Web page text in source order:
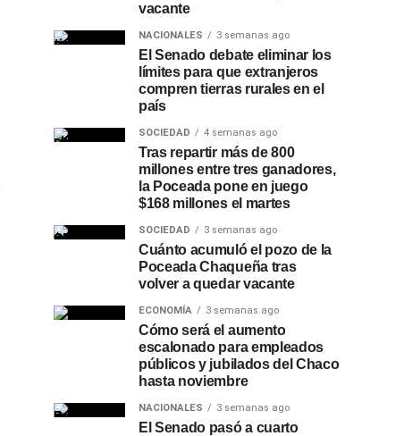
vacante
NACIONALES 3 semanas ago
El Senado debate eliminar los
límites para que extranjeros
compren tierras rurales en el
país
SOCIEDAD 4 semanas ago
Tras repartir más de 800
millones entre tres ganadores,
la Poceada pone en juego
$168 millones el martes
SOCIEDAD 3 semanas ago
Cuánto acumuló el pozo de la
Poceada Chaqueña tras
volver a quedar vacante
ECONOMÍA 3 semanas ago
Cómo será el aumento
escalonado para empleados
públicos y jubilados del Chaco
hasta noviembre
NACIONALES 3 semanas ago
El Senado pasó a cuarto